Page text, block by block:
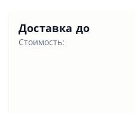
Доставка до
Стоимость: